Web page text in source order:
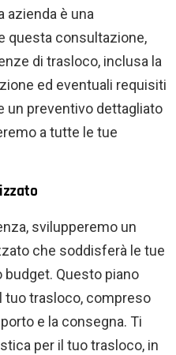
azienda è una
questa consultazione,
di trasloco, inclusa la
ed eventuali requisiti
un preventivo dettagliato
a tutte le tue
svilupperemo un
che soddisferà le tue
Questo piano
tuo trasloco, compreso
e la consegna. Ti
per il tuo trasloco, in